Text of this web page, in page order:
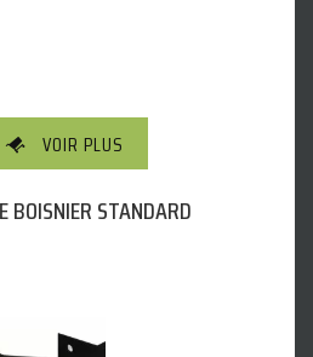
VOIR PLUS
BOISNIER STANDARD